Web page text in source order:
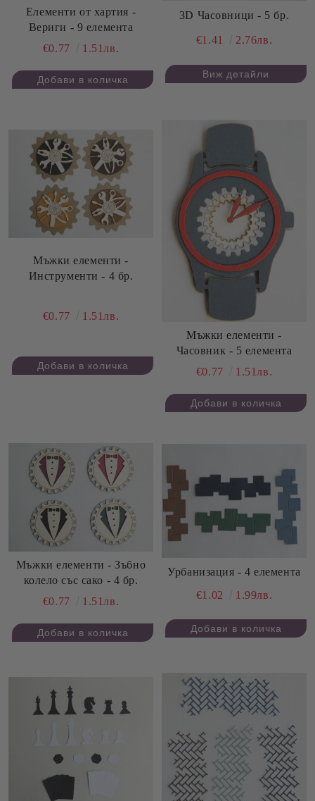
Елементи от хартия -
Вериги - 9 елемента
€0.77
1.51лв.
3D Часовници - 5 бр.
€1.41 2.76лв.
Виж детайли
Мъжки елементи -
Инструменти - 4 бр.
€0.77
1.51лв.
Мъжки елементи -
Часовник - 5 елемента
€0.77
1.51лв.
Мъжки елементи - Зъбно
колело със сако - 4 бр.
€0.77
1.51лв.
Урбанизация - 4 елемента
€1.02
1.99лв.